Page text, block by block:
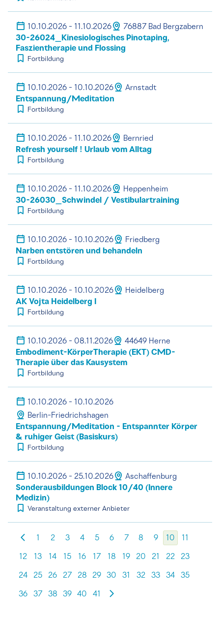
10.10.2026 - 11.10.2026 76887 Bad Bergzabern
30-26024_Kinesiologisches Pinotaping,
Faszientherapie und Flossing
Fortbildung
10.10.2026 - 10.10.2026 Arnstadt
Entspannung/Meditation
Fortbildung
10.10.2026 - 11.10.2026 Bernried
Refresh yourself ! Urlaub vom Alltag
Fortbildung
10.10.2026 - 11.10.2026 Heppenheim
30-26030_Schwindel / Vestibulartraining
Fortbildung
10.10.2026 - 10.10.2026 Friedberg
Narben entstören und behandeln
Fortbildung
10.10.2026 - 10.10.2026 Heidelberg
AK Vojta Heidelberg I
Fortbildung
10.10.2026 - 08.11.2026 44649 Herne
Embodiment-KörperTherapie (EKT) CMD-
Therapie über das Kausystem
Fortbildung
10.10.2026 - 10.10.2026
Berlin-Friedrichshagen
Entspannung/Meditation - Entspannter Körper
& ruhiger Geist (Basiskurs)
Fortbildung
10.10.2026 - 25.10.2026 Aschaffenburg
Sonderausbildungen Block 10/40 (Innere
Medizin)
Veranstaltung externer Anbieter
1 2 3 4 5 6 7 8 9 10 11
12 13 14 15 16 17 18 19 20 21 22 23
24 25 26 27 28 29 30 31 32 33 34 35
36 37 38 39 40 41